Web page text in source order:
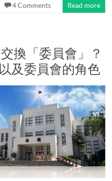
4 Comments Read more
換「委員會」？
及委員會的角色